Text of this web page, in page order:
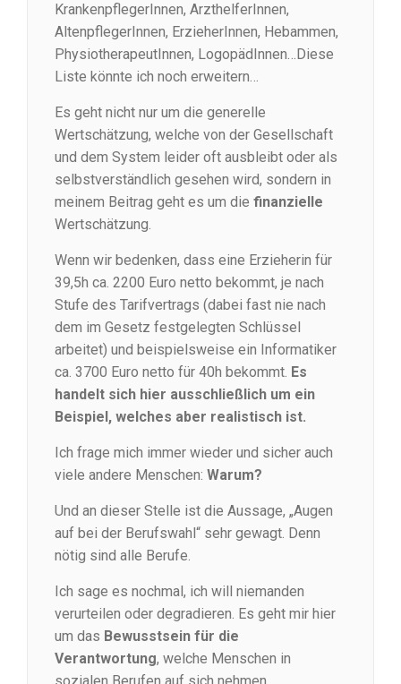
KrankenpflegerInnen, ArzthelferInnen,
AltenpflegerInnen, ErzieherInnen, Hebammen,
PhysiotherapeutInnen, LogopädInnen…Diese
Liste könnte ich noch erweitern…
Es geht nicht nur um die generelle
Wertschätzung, welche von der Gesellschaft
und dem System leider oft ausbleibt oder als
selbstverständlich gesehen wird, sondern in
meinem Beitrag geht es um die finanzielle
Wertschätzung.
Wenn wir bedenken, dass eine Erzieherin für
39,5h ca. 2200 Euro netto bekommt, je nach
Stufe des Tarifvertrags (dabei fast nie nach
dem im Gesetz festgelegten Schlüssel
arbeitet) und beispielsweise ein Informatiker
ca. 3700 Euro netto für 40h bekommt. Es
handelt sich hier ausschließlich um ein
Beispiel, welches aber realistisch ist.
Ich frage mich immer wieder und sicher auch
viele andere Menschen: Warum?
Und an dieser Stelle ist die Aussage, „Augen
auf bei der Berufswahl“ sehr gewagt. Denn
nötig sind alle Berufe.
Ich sage es nochmal, ich will niemanden
verurteilen oder degradieren. Es geht mir hier
um das Bewusstsein für die
Verantwortung, welche Menschen in